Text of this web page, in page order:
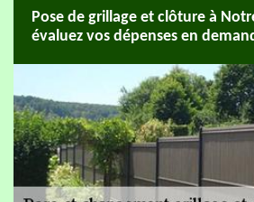
Pose de grillage et clôture à
évaluez vos dépenses en